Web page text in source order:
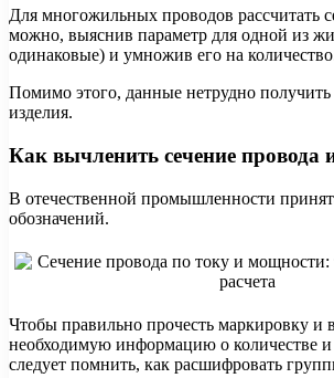
Для многожильных проводов рассчитать
можно, выяснив параметр для одной из
одинаковые) и умножив его на
Помимо этого, данные нетрудно
изделия.
Как вычленить сечение провода
В отечественной промышленности
обозначений.
Чтобы правильно прочесть маркировку и
необходимую информацию о количестве
следует помнить, как расшифровать